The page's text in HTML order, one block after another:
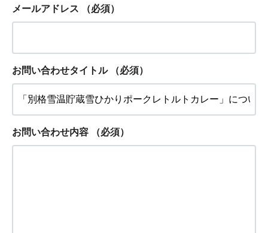
メールアドレス （必須）
お問い合わせタイトル （必須）
お問い合わせ内容 （必須）